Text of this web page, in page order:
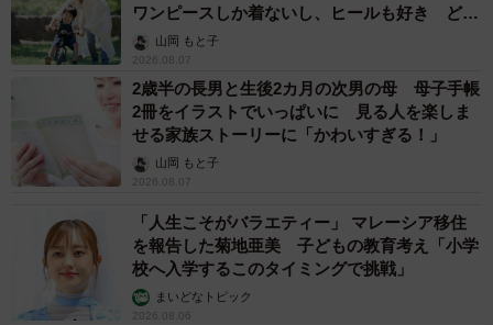
ワンピースしか着ないし、ヒールも好き どの
へんが…
山岡 もと子
2026.08.07
2歳半の長男と生後2カ月の次男の母 母子手帳
2冊をイラストでいっぱいに 見る人を楽しま
せる家族ストーリーに「かわいすぎる！」
山岡 もと子
2026.08.07
「人生こそがバラエティー」 マレーシア移住
を報告した菊地亜美 子どもの教育考え「小学
校へ入学するこのタイミングで挑戦」
まいどなトピック
2026.08.06